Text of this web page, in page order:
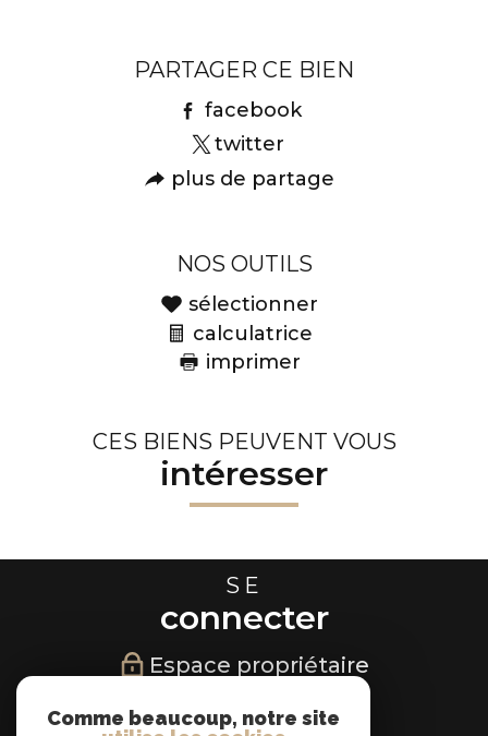
PARTAGER CE BIEN
facebook
twitter
plus de partage
NOS OUTILS
sélectionner
calculatrice
imprimer
CES BIENS PEUVENT VOUS
intéresser
SE
connecter
Espace propriétaire
NOUS
Comme beaucoup, notre site